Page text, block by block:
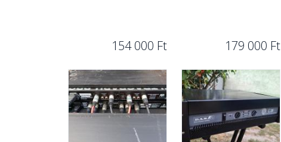
154 000 Ft 179 000 Ft